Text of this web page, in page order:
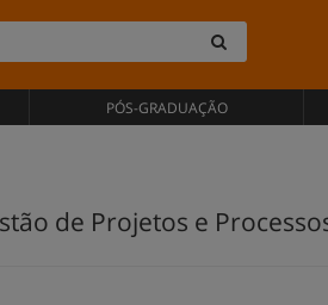
PÓS-GRADUAÇÃO
de Projetos e